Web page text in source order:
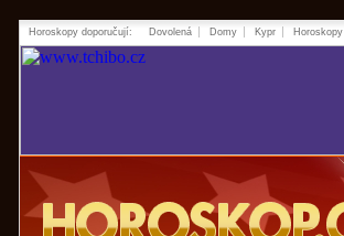
Horoskopy doporučují: Dovolená Domy Kypr Horoskopy